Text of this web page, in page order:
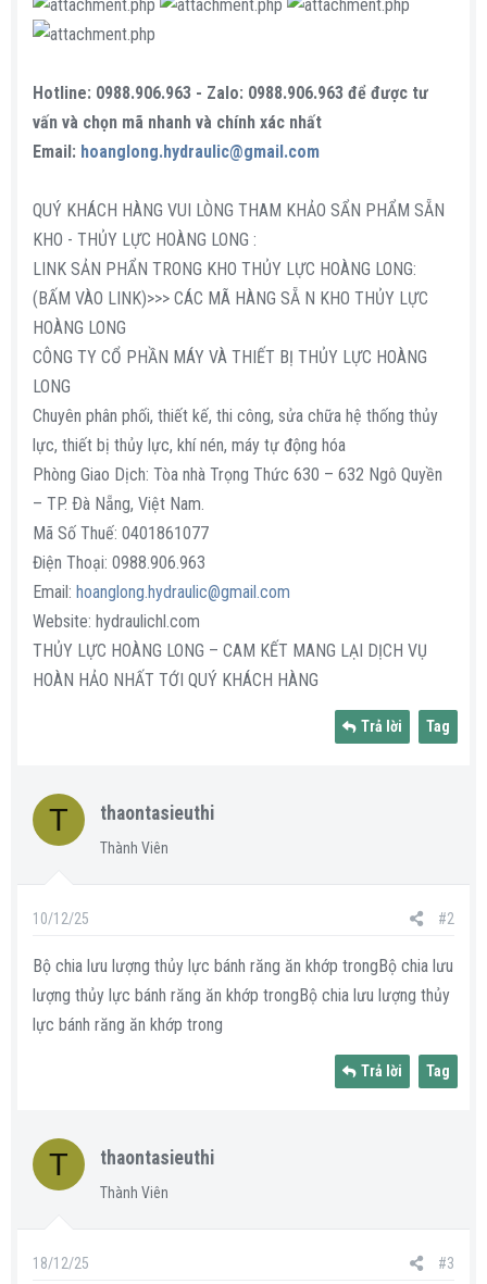
Hotline: 0988.906.963 - Zalo: 0988.906.963 để được tư
vấn và chọn mã nhanh và chính xác nhất
Email: hoanglong.hydraulic@gmail.com
QUÝ KHÁCH HÀNG VUI LÒNG THAM KHẢO SẨN PHẨM SẴN
KHO - THỦY LỰC HOÀNG LONG :
LINK SẢN PHẨN TRONG KHO THỦY LỰC HOÀNG LONG:
(BẤM VÀO LINK)>>> CÁC MÃ HÀNG SẴ N KHO THỦY LỰC
HOÀNG LONG
CÔNG TY CỔ PHẦN MÁY VÀ THIẾT BỊ THỦY LỰC HOÀNG
LONG
Chuyên phân phối, thiết kế, thi công, sửa chữa hệ thống thủy
lực, thiết bị thủy lực, khí nén, máy tự động hóa
Phòng Giao Dịch: Tòa nhà Trọng Thức 630 – 632 Ngô Quyền
– TP. Ðà Nẵng, Việt Nam.
Mã Số Thuế: 0401861077
Điện Thoại: 0988.906.963
Email: hoanglong.hydraulic@gmail.com
Website: hydraulichl.com
THỦY LỰC HOÀNG LONG – CAM KẾT MANG LẠI DỊCH VỤ
HOÀN HẢO NHẤT TỚI QUÝ KHÁCH HÀNG
Trả lời Tag
T thaontasieuthi
Thành Viên
10/12/25 #2
Bộ chia lưu lượng thủy lực bánh răng ăn khớp trongBộ chia lưu
lượng thủy lực bánh răng ăn khớp trongBộ chia lưu lượng thủy
lực bánh răng ăn khớp trong
Trả lời Tag
T thaontasieuthi
Thành Viên
18/12/25 #3